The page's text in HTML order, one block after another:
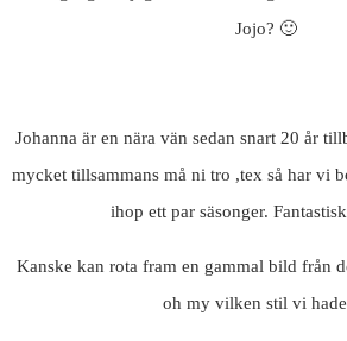
Jojo? 🙂
Johanna är en nära vän sedan snart 20 år
mycket tillsammans må ni tro ,tex så har vi
ihop ett par säsonger.
Kanske kan rota fram en gammal bild från
oh my vilken stil vi